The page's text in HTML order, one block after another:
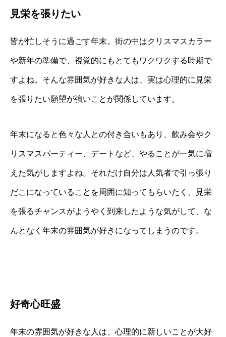
見栄を張りたい
皆が忙しそうに過ごす年末。街の中はクリスマスカラー
や新年の準備で、視覚的にもとてもワクワクする時期で
すよね。そんな雰囲気が好きな人は、実は心理的に見栄
を張りたい願望が強いことが関係しています。
年末になると色々な人との付き合いもあり、飲み会やク
リスマスパーティー、デートなど、やることが一気に増
えた気がしますよね。それだけ自分は人気者で引っ張り
だこになっていることを周囲に知ってもらいたく、見栄
を張るチャンスがようやく到来したような気がして、な
んとなく年末の雰囲気が好きになってしまうのです。
好奇心旺盛
年末の雰囲気が好きな人は、心理的に新しいことが大好